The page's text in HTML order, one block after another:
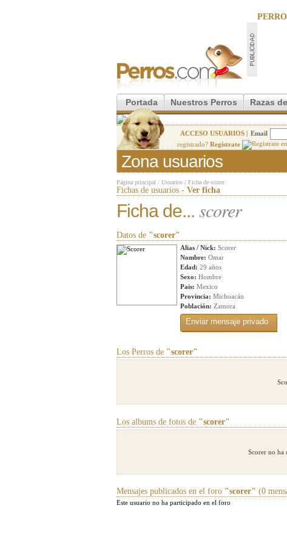
Portada Nuestros Perros Razas
ACCESO USUARIOS | Email
registrado? Regístrate
Zona usuarios
Página principal / Usuarios / Ficha de scorer
Fichas de usuarios - Ver ficha
Ficha de... scorer
Datos de "scorer"
Alias / Nick: Scorer
Nombre: Omar
Edad: 29 años
Sexo: Hombre
Pais: Mexico
Provincia: Michoacán
Población: Zamora
Los Perros de "scorer"
Los albums de fotos de "scorer"
Scorer no ha
Mensajes publicados en el foro "scorer" (0
Este usuario no ha participado en el foro